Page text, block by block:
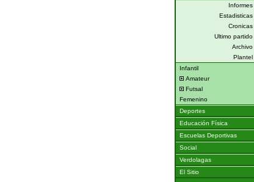
Informes
Estadisticas
Cronicas
Ultimo partido
Archivo
Plantel
Infantil
Amateur
Futsal
Femenino
Deportes
Educación Física
Escuelas Deportivas
Social
Verdolagas
El Sitio